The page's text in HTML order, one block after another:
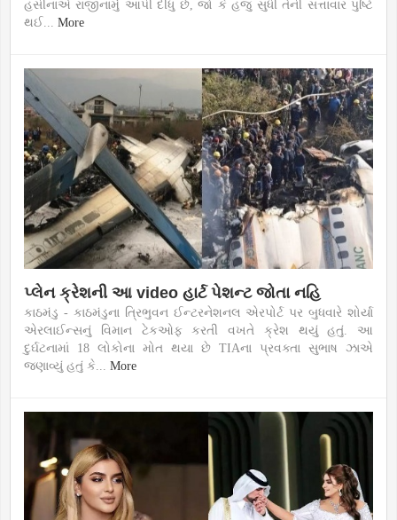
હસીનાએ રાજીનામું આપી દીધું છે, જો કે હજુ સુધી તેની સત્તાવાર પુષ્ટિ
થઈ... More
પ્લેન ક્રેશની આ video હાર્ટ પેશન્ટ જોતા નહિ
કાઠમંડુ - કાઠમંડુના ત્રિભુવન ઈન્ટરનેશનલ એરપોર્ટ પર બુધવારે શોર્યા
એરલાઈન્સનું વિમાન ટેકઓફ કરતી વખતે ક્રેશ થયું હતું. આ
દુર્ઘટનામાં 18 લોકોના મોત થયા છે TIAના પ્રવક્તા સુભાષ ઝાએ
જણાવ્યું હતું કે... More